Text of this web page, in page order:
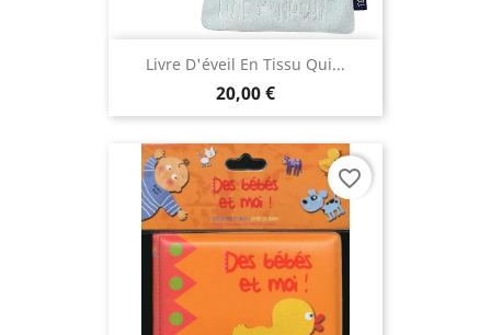
Livre D'éveil En Tissu Qui...
20,00 €
favorite_border